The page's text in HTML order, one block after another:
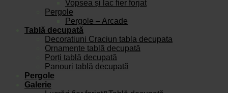
Vopsea și lac fier forjat
Pergole
Pergole – Arcade
Tablă decupată
Decoratiuni Craciun tabla decupata
Ornamente tablă decupată
Porți tablă decupată
Panouri tablă decupată
Pergole
Galerie